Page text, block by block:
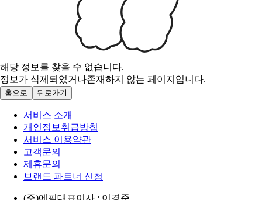
해당 정보를 찾을 수 없습니다.
정보가 삭제되었거나존재하지 않는 페이지입니다.
홈으로 뒤로가기
서비스 소개
개인정보취급방침
서비스 이용약관
고객문의
제휴문의
브랜드 파트너 신청
(주)에필대표이사 : 이경준